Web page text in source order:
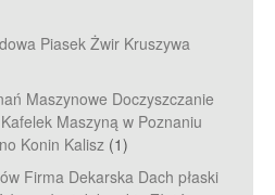
Piasek Żwir Kruszywa
Maszynowe Doczyszczanie
Maszyną w Poznaniu
Konin Kalisz (1)
Firma Dekarska Dach płaski